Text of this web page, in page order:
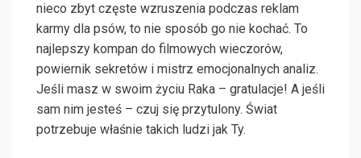
nieco zbyt częste wzruszenia podczas reklam
karmy dla psów, to nie sposób go nie kochać. To
najlepszy kompan do filmowych wieczorów,
powiernik sekretów i mistrz emocjonalnych analiz.
Jeśli masz w swoim życiu Raka – gratulacje! A jeśli
sam nim jesteś – czuj się przytulony. Świat
potrzebuje właśnie takich ludzi jak Ty.